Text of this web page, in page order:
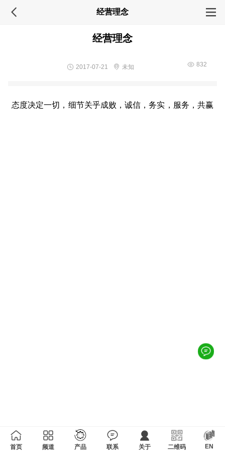
经营理念
经营理念
2017-07-21 未知 832
态度决定一切，细节关乎成败，诚信，务实，服务，共赢
首页 频道 产品 联系 关于 二维码 EN